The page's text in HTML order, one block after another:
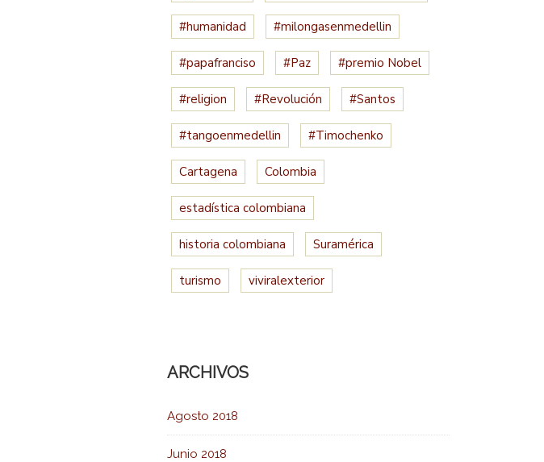
#humanidad #milongasenmedellin
#papafranciso #Paz #premio Nobel
#religion #Revolución #Santos
#tangoenmedellin #Timochenko
Cartagena Colombia
estadística colombiana
historia colombiana Suramérica
turismo viviralexterior
ARCHIVOS
Agosto 2018
Junio 2018